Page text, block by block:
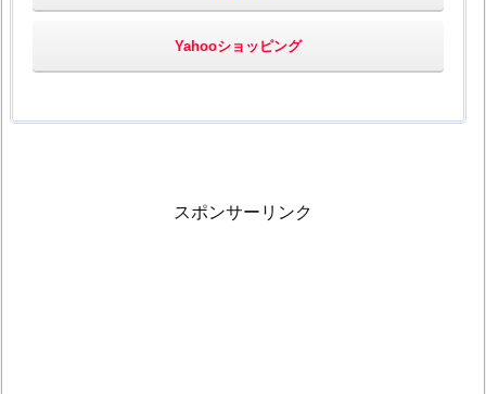
Yahooショッピング
スポンサーリンク